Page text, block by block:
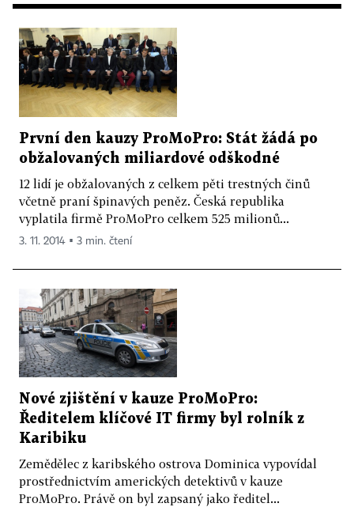
První den kauzy ProMoPro: Stát žádá po
obžalovaných miliardové odškodné
12 lidí je obžalovaných z celkem pěti trestných činů
včetně praní špinavých peněz. Česká republika
vyplatila firmě ProMoPro celkem 525 milionů...
3. 11. 2014 ▪ 3 min. čtení
Nové zjištění v kauze ProMoPro:
Ředitelem klíčové IT firmy byl rolník z
Karibiku
Zemědělec z karibského ostrova Dominica vypovídal
prostřednictvím amerických detektivů v kauze
ProMoPro. Právě on byl zapsaný jako ředitel...